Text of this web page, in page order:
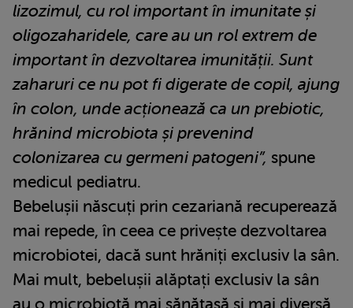
lizozimul, cu rol important în imunitate și
oligozaharidele, care au un rol extrem de
important în dezvoltarea imunității. Sunt
zaharuri ce nu pot fi digerate de copil, ajung
în colon, unde acționează ca un prebiotic,
hrănind microbiota și prevenind
colonizarea cu germeni patogeni”, spune
medicul pediatru.
Bebelușii născuți prin cezariană recuperează
mai repede, în ceea ce privește dezvoltarea
microbiotei, dacă sunt hrăniți exclusiv la sân.
Mai mult, bebelușii alăptați exclusiv la sân